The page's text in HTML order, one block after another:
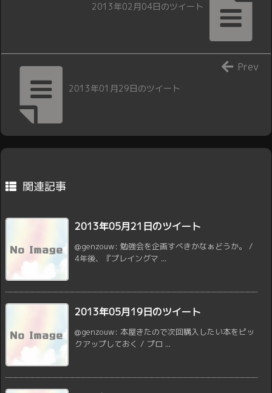
2013年02月04日のツイート
2013年01月29日のツイート
Prev
関連記事
2013年05月21日のツイート
@genzouw: 勉強会を企画すべきかなぁどうか。 /
4年後、『プレイングマ ...
2013年05月19日のツイート
@genzouw: 本屋きたので次回購入したい本をピッ
クアップしておく / プロ ...